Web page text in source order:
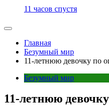
11 часов спустя
Главная
Безумный мир
11-летнюю девочку по
Безумный мир
11-летнюю